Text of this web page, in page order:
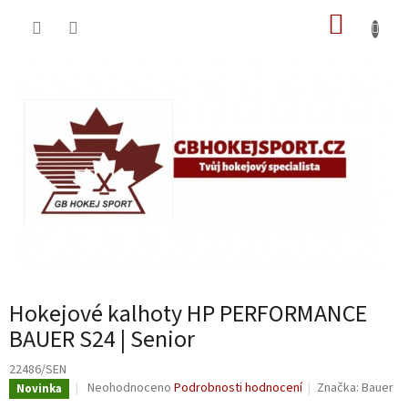
Hokejové kalhoty HP PERFORMANCE
BAUER S24 | Senior
22486/SEN
Novinka
Průměrné
Neohodnoceno Podrobnosti hodnocení Značka:Bauer